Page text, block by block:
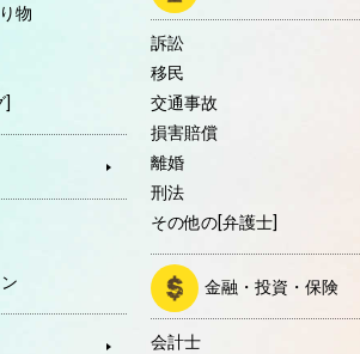
物
]
訴訟
移民
交通事故
損害賠償
離婚
刑法
その他の[弁護士]
金融・投資・保険
会計士